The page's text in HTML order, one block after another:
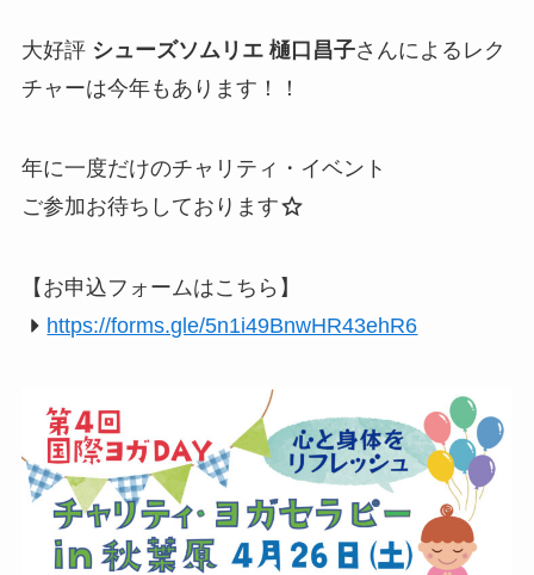
大好評 シューズソムリエ 樋口昌子さんによるレク
チャーは今年もあります！！
年に一度だけのチャリティ・イベント
ご参加お待ちしております
【お申込フォームはこちら】
https://forms.gle/5n1i49BnwHR43ehR6